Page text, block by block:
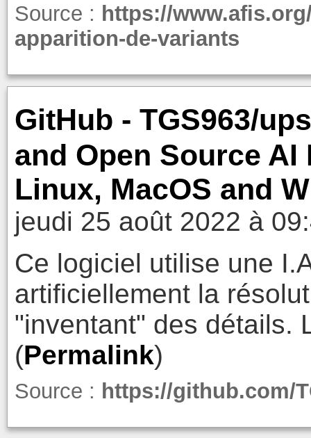
Source : https://
apparition-de-variants
GitHub - TGS963/
and Open Source
Linux, MacOS and
jeudi 25 août 2022 à
Ce logiciel utilise une
artificiellement la
"inventant" des détails.
(Permalink)
Source : https://github.com/